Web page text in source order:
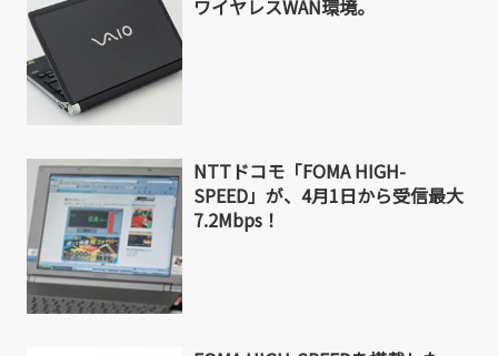
ワイヤレスWAN環境。
NTTドコモ「FOMA HIGH-
SPEED」が、4月1日から受信最大
7.2Mbps！